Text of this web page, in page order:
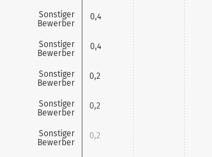
Sonstiger
Bewerber
Sonstiger
Bewerber
Sonstiger
Bewerber
Sonstiger
Bewerber
Sonstiger
Bewerber
0,4
0,4
0,2
0,2
0,2